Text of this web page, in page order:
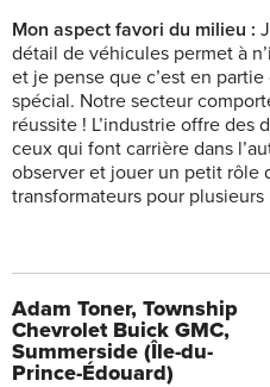
Mon aspect favori du milieu :
détail de véhicules permet à
et je pense que c’est en
spécial. Notre secteur
réussite ! L’industrie offre des
ceux qui font carrière dans
observer et jouer un petit rôle
transformateurs pour
Adam Toner, Township
Chevrolet Buick GMC,
Summerside (Île-du-
Prince-Édouard)